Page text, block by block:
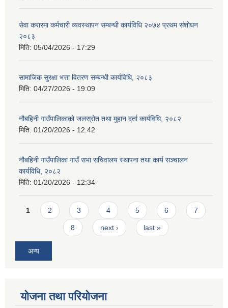
सेवा करारमा कर्मचारी व्यवस्थापन सम्बन्धी कार्यविधि २०७४ प्रथम संशोधन
२०८३
मिति: 05/04/2026 - 17:29
सामाजिक सुरक्षा भत्ता वितरण सम्बन्धी कार्यविधि, २०८३
मिति: 04/27/2026 - 19:09
नौबहिनी गाउँपालिकाको जलस्रोत तथा मुहान दर्ता कार्यविधि, २०८२
मिति: 01/20/2026 - 12:42
नौबहिनी गाउँपालिका गाउँ सभा सचिवालय स्थापना तथा कार्य सञ्चालन
कार्यविधि, २०८२
मिति: 01/20/2026 - 12:34
Pages
1 2 3 4 5 6 7
8 next › last »
अन्य
योजना तथा परियोजना